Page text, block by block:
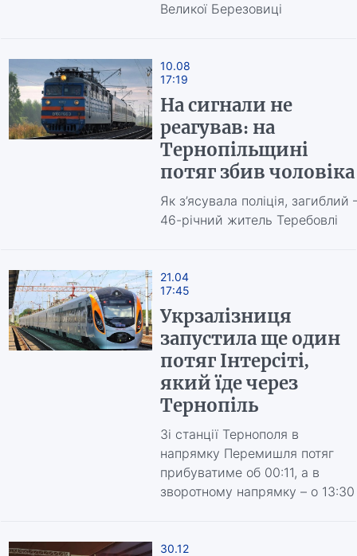
Великої Березовиці
10.08
17:19
На сигнали не
реагував: на
Тернопільщині
потяг збив чоловіка
Як з’ясувала поліція, загиблий
46-річний житель Теребовлі
21.04
17:45
Укрзалізниця
запустила ще один
потяг Інтерсіті,
який їде через
Тернопіль
Зі станції Тернополя в
напрямку Перемишля потяг
прибуватиме об 00:11, а в
зворотному напрямку – о 13:30
30.12